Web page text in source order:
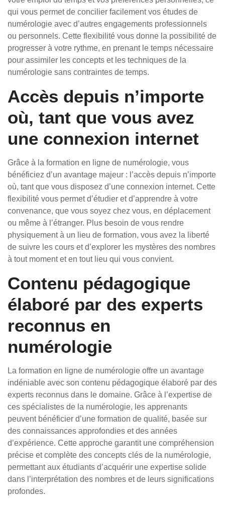
qui vous permet de concilier facilement vos études de
numérologie avec d’autres engagements professionnels
ou personnels. Cette flexibilité vous donne la possibilité de
progresser à votre rythme, en prenant le temps nécessaire
pour assimiler les concepts et les techniques de la
numérologie sans contraintes de temps.
Accès depuis n’importe
où, tant que vous avez
une connexion internet
Grâce à la formation en ligne de numérologie, vous
bénéficiez d’un avantage majeur : l’accès depuis n’importe
où, tant que vous disposez d’une connexion internet. Cette
flexibilité vous permet d’étudier et d’apprendre à votre
convenance, que vous soyez chez vous, en déplacement
ou même à l’étranger. Plus besoin de vous rendre
physiquement à un lieu de formation, vous avez la liberté
de suivre les cours et d’explorer les mystères des nombres
à tout moment et en tout lieu qui vous convient.
Contenu pédagogique
élaboré par des experts
reconnus en
numérologie
La formation en ligne de numérologie offre un avantage
indéniable avec son contenu pédagogique élaboré par des
experts reconnus dans le domaine. Grâce à l’expertise de
ces spécialistes de la numérologie, les apprenants
peuvent bénéficier d’une formation de qualité, basée sur
des connaissances approfondies et des années
d’expérience. Cette approche garantit une compréhension
précise et complète des concepts clés de la numérologie,
permettant aux étudiants d’acquérir une expertise solide
dans l’interprétation des nombres et de leurs significations
profondes.